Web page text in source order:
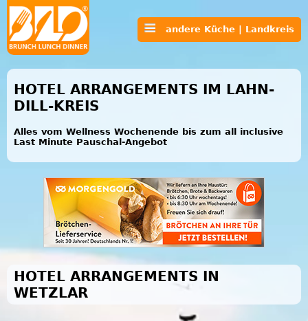
andere Küche | Landkreis
HOTEL ARRANGEMENTS IM LAHN-
DILL-KREIS
Alles vom Wellness Wochenende bis zum all inclusive
Last Minute Pauschal-Angebot
HOTEL ARRANGEMENTS IN
WETZLAR